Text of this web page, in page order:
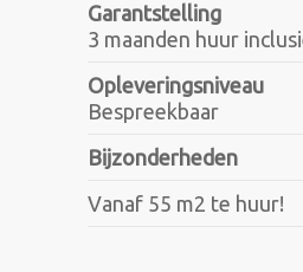
Garantstelling
3 maanden huur
Opleveringsniveau
Bespreekbaar
Bijzonderheden
Vanaf 55 m2 te huur!